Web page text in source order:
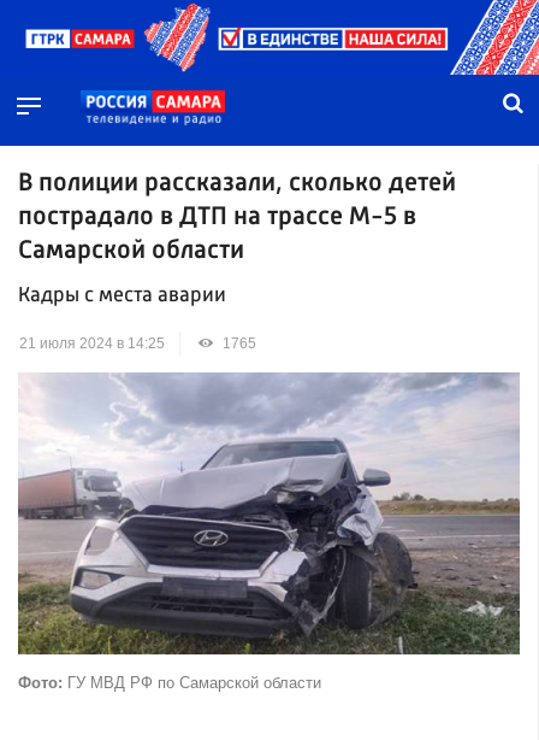
В полиции рассказали, сколько детей
пострадало в ДТП на трассе М-5 в
Самарской области
Кадры с места аварии
21 июля 2024 в 14:25 1765
Фото: ГУ МВД РФ по Самарской области